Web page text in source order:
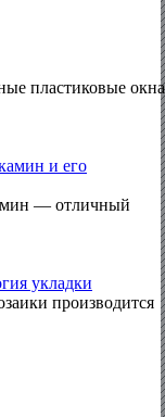
пластиковые окна
и его
— отличный
укладки
производится